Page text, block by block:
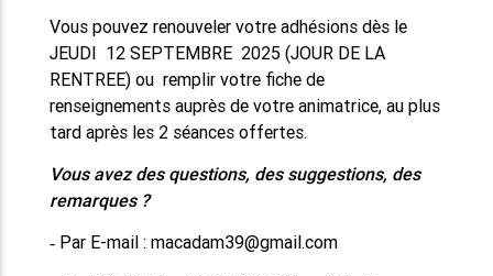
Vous pouvez renouveler votre adhésions dès le
JEUDI 12 SEPTEMBRE 2025 (JOUR DE LA
RENTREE) ou remplir votre fiche de
renseignements auprès de votre animatrice, au plus
tard après les 2 séances offertes.
Vous avez des questions, des suggestions, des
remarques ?
-Par E-mail : macadam39@gmail.com